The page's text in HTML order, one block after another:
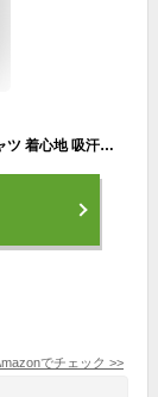
[ミズノ] トレーニングウェア ソフトドライ 長袖Tシャツ 着心地 吸汗速乾 UPF50+ 32MAB304 レディース スノーホワイト XL
でチェック >>